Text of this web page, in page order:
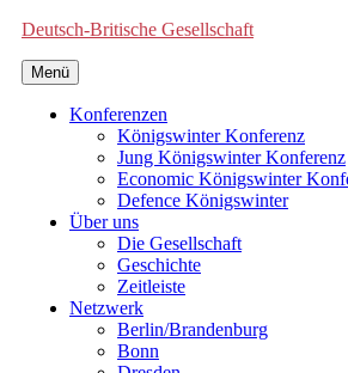
Deutsch-Britische Gesellschaft
Menü
Konferenzen
Königswinter Konferenz
Jung Königswinter Konferenz
Economic Königswinter
Defence Königswinter
Über uns
Die Gesellschaft
Geschichte
Zeitleiste
Netzwerk
Berlin/Brandenburg
Bonn